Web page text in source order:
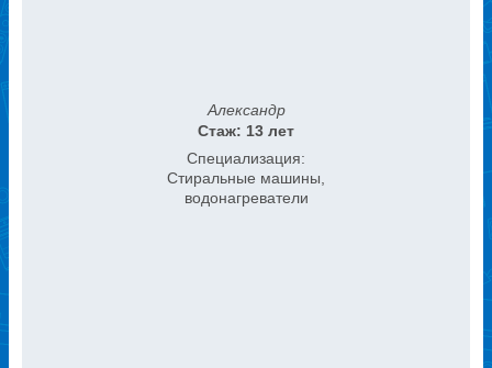
Александр
Стаж: 13 лет
Специализация:
Стиральные машины,
водонагреватели